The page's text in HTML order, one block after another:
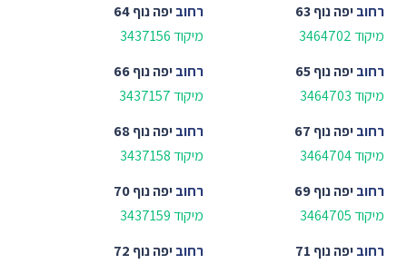
רחוביפה נוף 63
מיקוד 3464702
רחוביפה נוף 64
מיקוד 3437156
רחוביפה נוף 65
מיקוד 3464703
רחוביפה נוף 66
מיקוד 3437157
רחוביפה נוף 67
מיקוד 3464704
רחוביפה נוף 68
מיקוד 3437158
רחוביפה נוף 69
מיקוד 3464705
רחוביפה נוף 70
מיקוד 3437159
רחוביפה נוף 71
רחוביפה נוף 72